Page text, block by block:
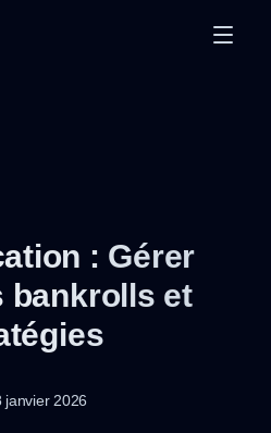
: Gérer
bankrolls et
janvier 2026